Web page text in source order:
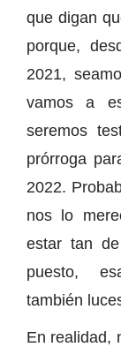
que digan
porque,
2021,
vamos a
seremos
prórroga
2022.
nos lo
estar tan
puesto,
también
En realidad,